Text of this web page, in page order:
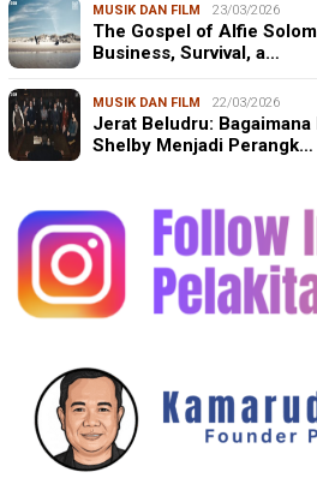
MUSIK DAN FILM 23/03/2026
The Gospel of Alfie
Business, Survival, a…
MUSIK DAN FILM 22/03/2026
Jerat Beludru:
Shelby Menjadi Perangk…